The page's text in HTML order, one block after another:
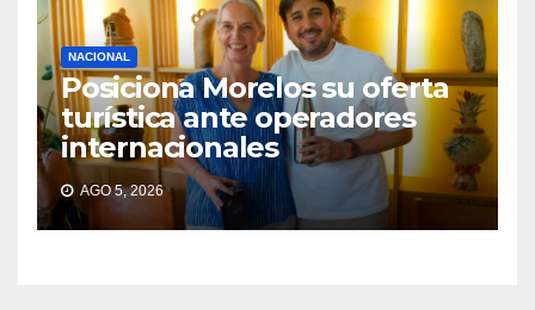
NACIONAL
Posiciona Morelos su oferta
turística ante operadores
internacionales
AGO 5, 2026